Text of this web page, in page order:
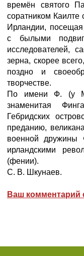
времён святого
соратником Каилте
Ирландии,
с былыми
исследователей,
зерна, скорее
поздно и
творчестве.
По имени Ф. (у
знаменитая
Гебридских
преданию,
военной
ирландскими
(фении).
С. В. Шкунаев.
Ваш комментарий